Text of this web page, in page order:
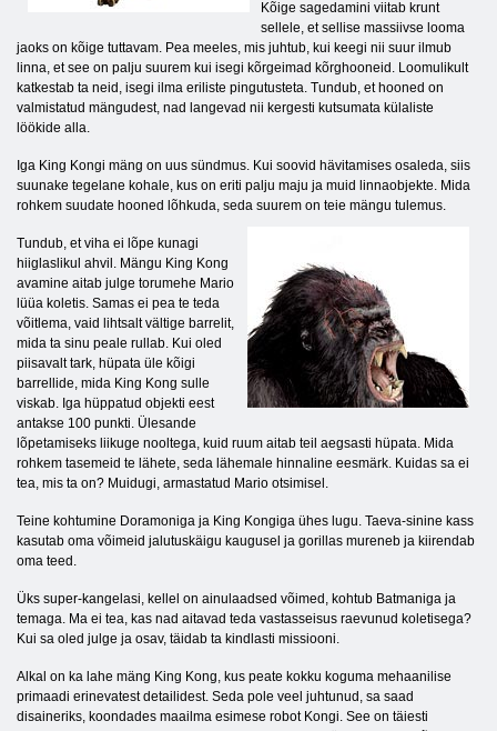
Kõige sagedamini viitab krunt
sellele, et sellise massiivse looma
jaoks on kõige tuttavam. Pea meeles, mis juhtub, kui keegi nii suur ilmub
linna, et see on palju suurem kui isegi kõrgeimad kõrghooneid. Loomulikult
katkestab ta neid, isegi ilma eriliste pingutusteta. Tundub, et hooned on
valmistatud mängudest, nad langevad nii kergesti kutsumata külaliste
löökide alla.
Iga King Kongi mäng on uus sündmus. Kui soovid hävitamises osaleda, siis
suunake tegelane kohale, kus on eriti palju maju ja muid linnaobjekte. Mida
rohkem suudate hooned lõhkuda, seda suurem on teie mängu tulemus.
Tundub, et viha ei lõpe kunagi
hiiglaslikul ahvil. Mängu King Kong
avamine aitab julge torumehe Mario
lüüa koletis. Samas ei pea te teda
võitlema, vaid lihtsalt vältige barrelit,
mida ta sinu peale rullab. Kui oled
piisavalt tark, hüpata üle kõigi
barrellide, mida King Kong sulle
viskab. Iga hüppatud objekti eest
antakse 100 punkti. Ülesande
lõpetamiseks liikuge nooltega, kuid ruum aitab teil aegsasti hüpata. Mida
rohkem tasemeid te lähete, seda lähemale hinnaline eesmärk. Kuidas sa ei
tea, mis ta on? Muidugi, armastatud Mario otsimisel.
Teine kohtumine Doramoniga ja King Kongiga ühes lugu. Taeva-sinine kass
kasutab oma võimeid jalutuskäigu kaugusel ja gorillas mureneb ja kiirendab
oma teed.
Üks super-kangelasi, kellel on ainulaadsed võimed, kohtub Batmaniga ja
temaga. Ma ei tea, kas nad aitavad teda vastasseisus raevunud koletisega?
Kui sa oled julge ja osav, täidab ta kindlasti missiooni.
Alkal on ka lahe mäng King Kong, kus peate kokku koguma mehaanilise
primaadi erinevatest detailidest. Seda pole veel juhtunud, sa saad
disaineriks, koondades maailma esimese robot Kongi. See on täiesti